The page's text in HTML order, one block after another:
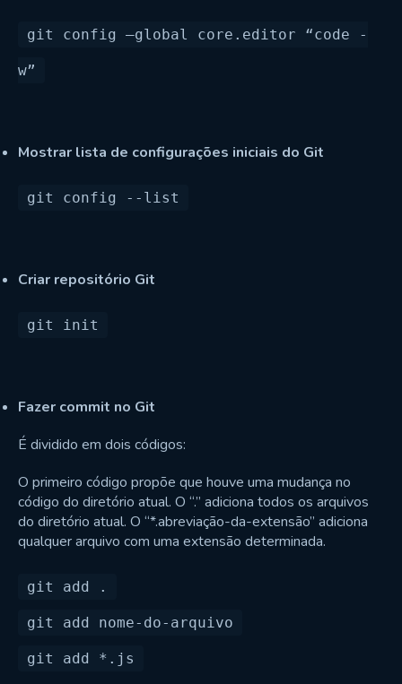
git config —global core.editor “code -
Mostrar lista de configurações iniciais do Git
Criar repositório Git
Fazer commit no Git
É dividido em dois códigos:
O primeiro código propõe que houve uma mudança no
código do diretório atual. O “.” adiciona todos os arquivos
do diretório atual. O “*.abreviação-da-extensão” adiciona
qualquer arquivo com uma extensão determinada.